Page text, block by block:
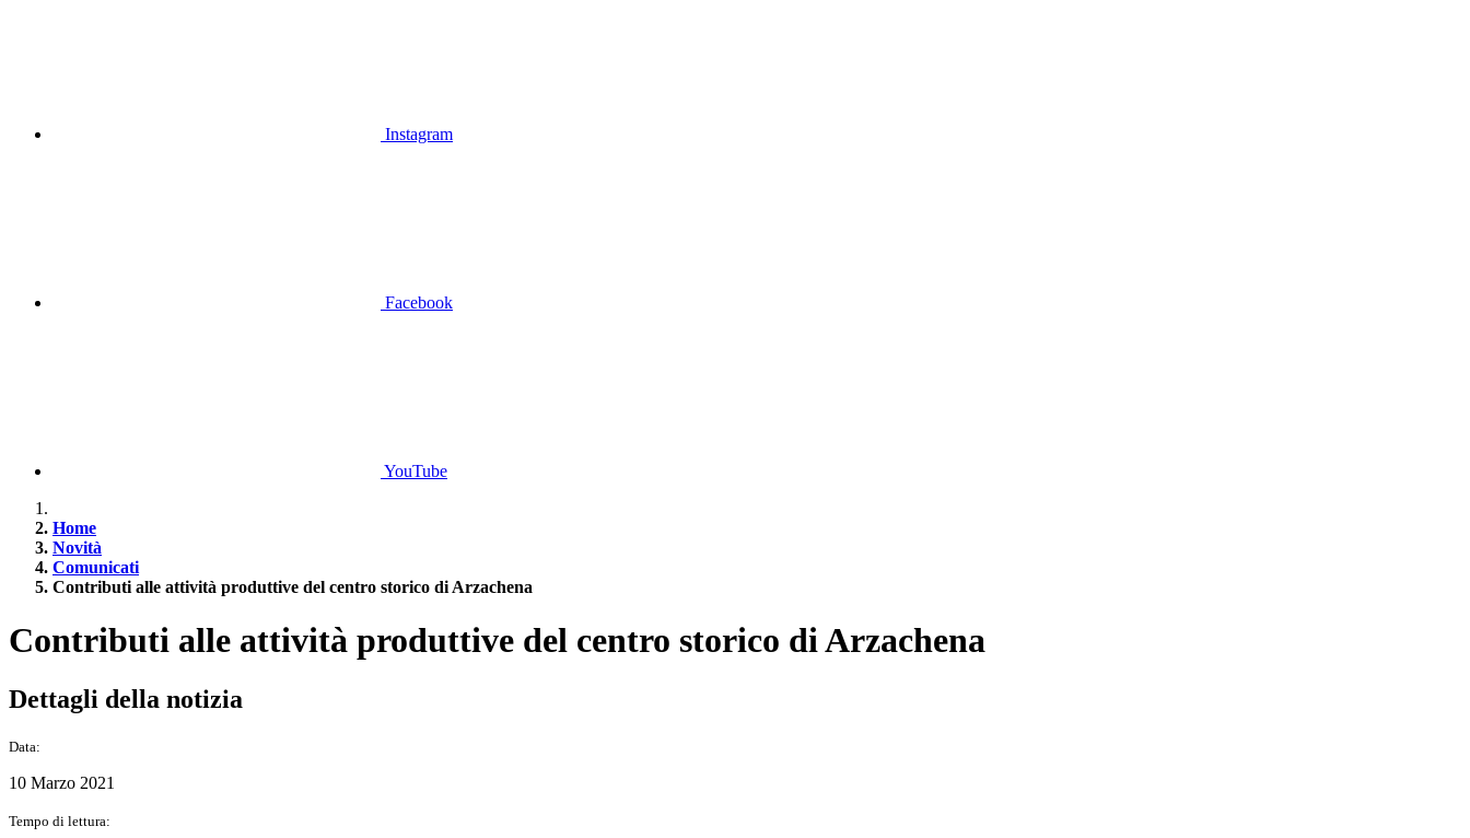
Instagram
Facebook
YouTube
Home
Novità
Comunicati
Contributi alle attività produttive del centro storico di Arzachena
Contributi alle attività produttive del centro storico di Arzachena
Dettagli della notizia
Data:
10 Marzo 2021
Tempo di lettura: